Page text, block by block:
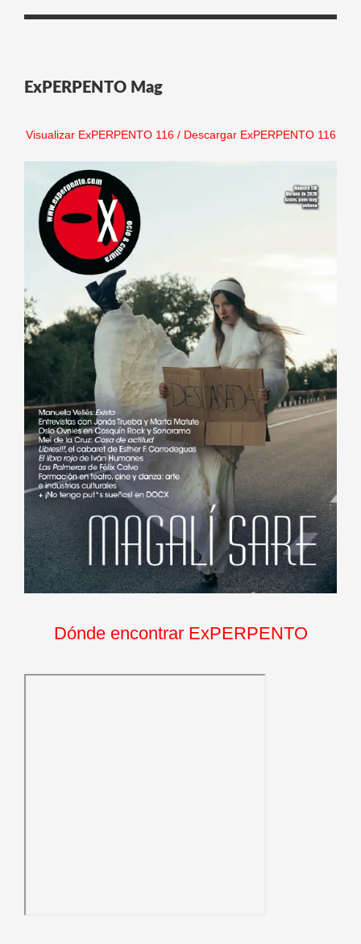
ExPERPENTO Mag
Visualizar ExPERPENTO 116/ Descargar ExPERPENTO 116
Dónde encontrar ExPERPENTO